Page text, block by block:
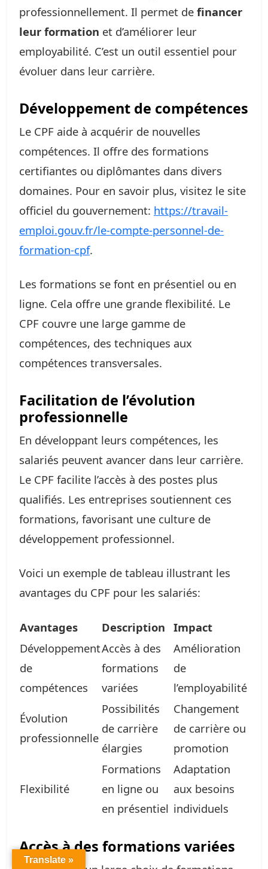
professionnellement. Il permet de financer
leur formation et d’améliorer leur
employabilité. C’est un outil essentiel pour
évoluer dans leur carrière.
Développement de compétences
Le CPF aide à acquérir de nouvelles
compétences. Il offre des formations
certifiantes ou diplômantes dans divers
domaines. Pour en savoir plus, visitez le site
officiel du gouvernement: https://travail-
emploi.gouv.fr/le-compte-personnel-de-
formation-cpf.
Les formations se font en présentiel ou en
ligne. Cela offre une grande flexibilité. Le
CPF couvre une large gamme de
compétences, des techniques aux
compétences transversales.
Facilitation de l’évolution
professionnelle
En développant leurs compétences, les
salariés peuvent avancer dans leur carrière.
Le CPF facilite l’accès à des postes plus
qualifiés. Les entreprises soutiennent ces
formations, favorisant une culture de
développement professionnel.
Voici un exemple de tableau illustrant les
avantages du CPF pour les salariés:
Avantages Description Impact
Développement
de
compétences
Accès à des
formations
variées
Amélioration
de
l’employabilité
Évolution
professionnelle
Possibilités
de carrière
élargies
Changement
de carrière ou
promotion
Flexibilité
Formations
en ligne ou
en présentiel
Adaptation
aux besoins
individuels
Accès à des formations variées
Translate »